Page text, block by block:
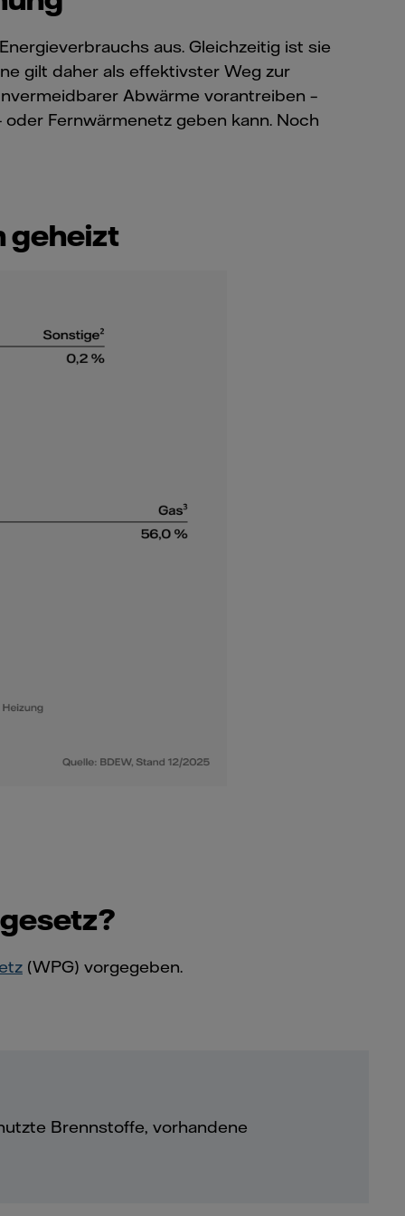
aus. Gleichzeitig ist sie
gilt daher als effektivster Weg zur
Abwärme vorantreiben –
Fernwärmenetz geben kann. Noch
geheizt
(WPG) vorgegeben.
Brennstoffe, vorhandene